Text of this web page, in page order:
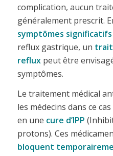
complication, aucun
généralement prescrit.
symptômes significatifs
reflux gastrique, un
refluxpeut être
symptômes.
Le traitement médical
les médecins dans ce
en une cure d’IPP
protons). Ces
bloquent